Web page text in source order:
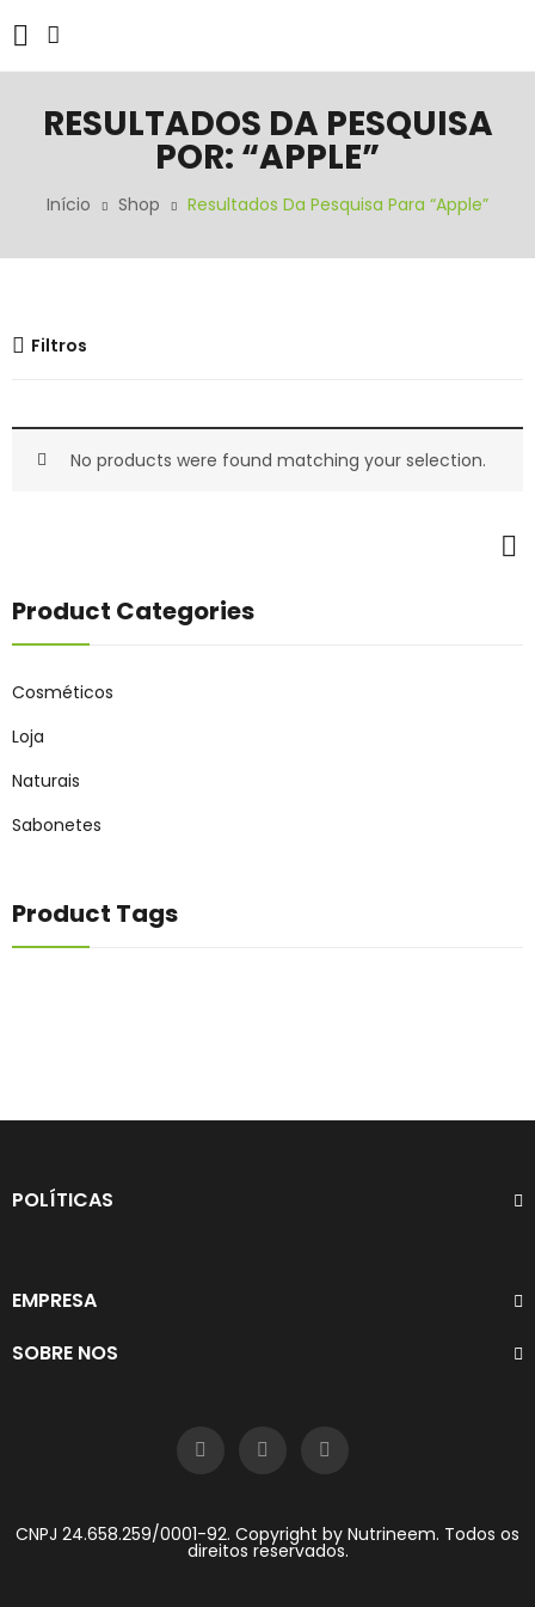
RESULTADOS DA PESQUISA
POR: “APPLE”
Início Shop Resultados Da Pesquisa Para “apple”
Filtros
No products were found matching your selection.
Product Categories
Cosméticos
Loja
Naturais
Sabonetes
Product Tags
POLÍTICAS
EMPRESA
SOBRE NOS
CNPJ 24.658.259/0001-92. Copyright by Nutrineem. Todos os
direitos reservados.